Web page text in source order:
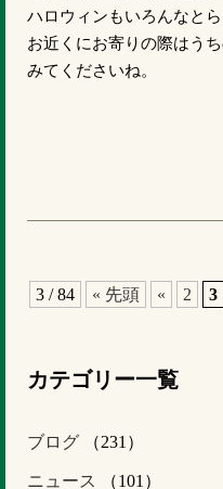
ハロウィンもいろんなとら
お近くにお寄りの際はう
みてくださいね。
3 / 84 « 先頭 « 2 3
カテゴリー一覧
ブログ （231）
ニュース （101）